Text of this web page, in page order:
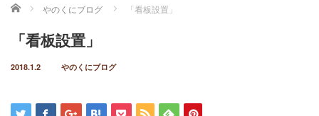
ホーム やのくにブログ 「看板設置」
「看板設置」
2018.1.2 やのくにブログ